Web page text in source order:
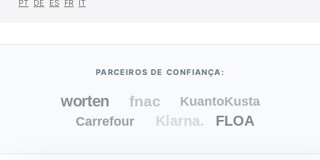
PT DE ES FR IT
PARCEIROS DE CONFIANÇA: